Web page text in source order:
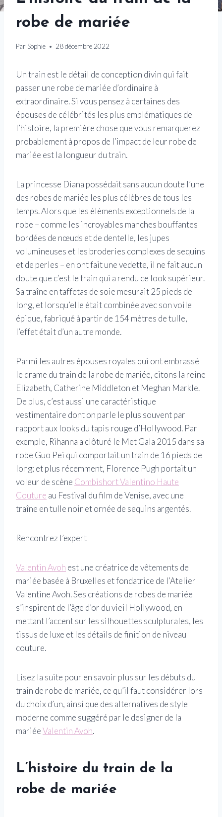
robe de mariée
Par Sophie 28 décembre 2022
Un train est le détail de conception divin qui fait
passer une robe de mariée d’ordinaire à
extraordinaire. Si vous pensez à certaines des
épouses de célébrités les plus emblématiques de
l’histoire, la première chose que vous remarquerez
probablement à propos de l’impact de leur robe de
mariée est la longueur du train.
La princesse Diana possédait sans aucun doute l’une
des robes de mariée les plus célèbres de tous les
temps. Alors que les éléments exceptionnels de la
robe – comme les incroyables manches bouffantes
bordées de nœuds et de dentelle, les jupes
volumineuses et les broderies complexes de sequins
et de perles – en ont fait une vedette, il ne fait aucun
doute que c’est le train qui a rendu ce look supérieur.
Sa traîne en taffetas de soie mesurait 25 pieds de
long, et lorsqu’elle était combinée avec son voile
épique, fabriqué à partir de 154 mètres de tulle,
l’effet était d’un autre monde.
Parmi les autres épouses royales qui ont embrassé
le drame du train de la robe de mariée, citons la reine
Elizabeth, Catherine Middleton et Meghan Markle.
De plus, c’est aussi une caractéristique
vestimentaire dont on parle le plus souvent par
rapport aux looks du tapis rouge d’Hollywood. Par
exemple, Rihanna a clôturé le Met Gala 2015 dans sa
robe Guo Pei qui comportait un train de 16 pieds de
long; et plus récemment, Florence Pugh portait un
voleur de scène Combishort Valentino Haute
Couture au Festival du film de Venise, avec une
traîne en tulle noir et ornée de sequins argentés.
Rencontrez l’expert
Valentin Avoh est une créatrice de vêtements de
mariée basée à Bruxelles et fondatrice de l’Atelier
Valentine Avoh. Ses créations de robes de mariée
s’inspirent de l’âge d’or du vieil Hollywood, en
mettant l’accent sur les silhouettes sculpturales, les
tissus de luxe et les détails de finition de niveau
couture.
Lisez la suite pour en savoir plus sur les débuts du
train de robe de mariée, ce qu’il faut considérer lors
du choix d’un, ainsi que des alternatives de style
moderne comme suggéré par le designer de la
mariéeValentin Avoh.
L’histoire du train de la
robe de mariée